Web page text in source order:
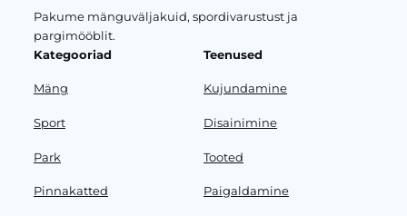
Pakume mänguväljakuid, spordivarustust ja
pargimööblit.
Kategooriad
Mäng
Sport
Park
Pinnakatted
Teenused
Kujundamine
Disainimine
Tooted
Paigaldamine